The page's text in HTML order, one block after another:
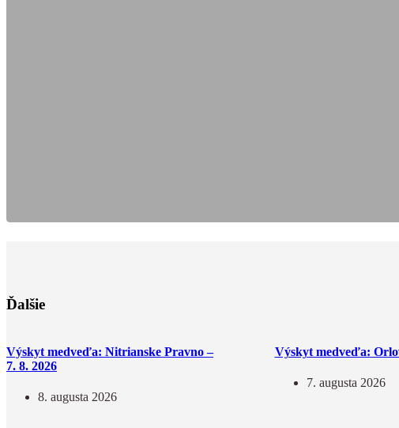
Ďalšie
Výskyt medveďa: Nitrianske Pravno –
7. 8. 2026
8. augusta 2026
Výskyt medveďa:
7. augusta 2026